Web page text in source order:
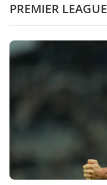
PREMIER LEAGUE